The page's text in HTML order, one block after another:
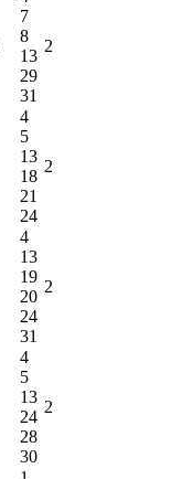
7
8
13
29
31
2
4
5
13
18
21
24
2
4
13
19
20
24
31
2
4
5
13
24
28
30
2